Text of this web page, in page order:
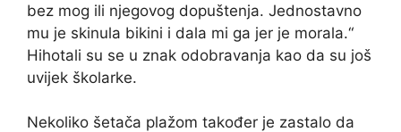
bez mog ili njegovog dopuštenja. Jednostavno
mu je skinula bikini i dala mi ga jer je morala.“
Hihotali su se u znak odobravanja kao da su još
uvijek školarke.
Nekoliko šetača plažom također je zastalo da